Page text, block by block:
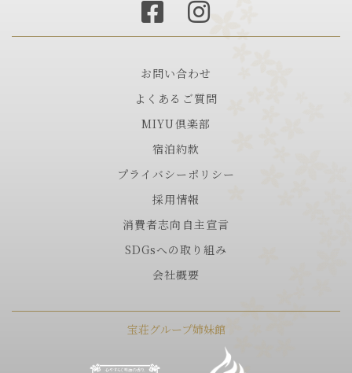
お問い合わせ
よくあるご質問
MIYU倶楽部
宿泊約款
プライバシーポリシー
採用情報
消費者志向自主宣言
SDGsへの取り組み
会社概要
宝荘グループ姉妹館